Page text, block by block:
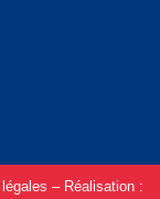
– Réalisation :